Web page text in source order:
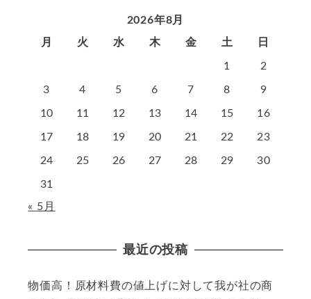
2026年8月
月
火 水 木 金 土 日
1 2
3 4 5 6 7 8 9
10 11 12 13 14 15 16
17 18 19 20 21 22 23
24 25 26 27 28 29 30
31
« 5月
最近の投稿
物価高！原材料費の値上げに対して我が社の商